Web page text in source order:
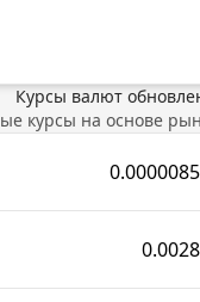
Курсы валют
курсы на основе
0.0000085
0.0028